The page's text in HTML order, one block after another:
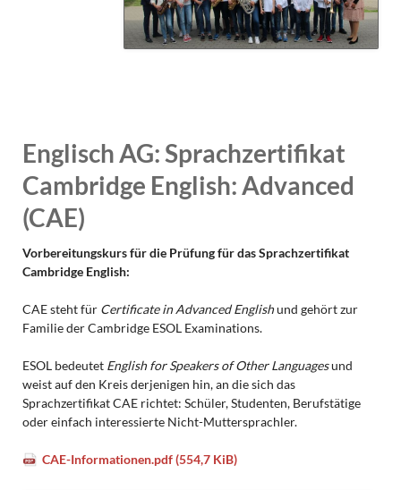
Englisch AG: Sprachzertifikat
Cambridge English: Advanced
(CAE)
Vorbereitungskurs für die Prüfung für das Sprachzertifikat
Cambridge English:
CAE steht für Certificate in Advanced Englishund gehört zur
Familie der Cambridge ESOL Examinations.
ESOL bedeutet English for Speakers of Other Languagesund
weist auf den Kreis derjenigen hin, an die sich das
Sprachzertifikat CAE richtet: Schüler, Studenten, Berufstätige
oder einfach interessierte Nicht-Muttersprachler.
CAE-Informationen.pdf(554,7 KiB)